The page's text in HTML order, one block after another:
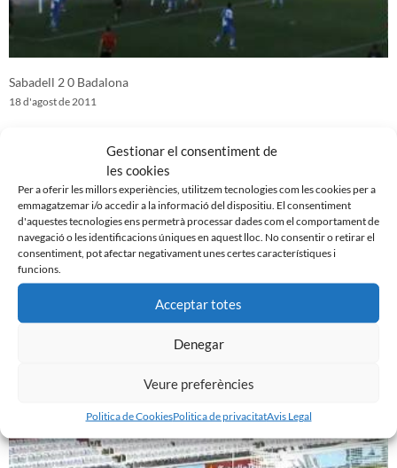
Gestionar el consentiment de
les cookies
Per a oferir les millors experiències, utilitzem tecnologies com les cookies per a
emmagatzemar i/o accedir a la informació del dispositiu. El consentiment
d'aquestes tecnologies ens permetrà processar dades com el comportament de
navegació o les identificacions úniques en aquest lloc. No consentir o retirar el
consentiment, pot afectar negativament unes certes característiques i
funcions.
Acceptar totes
Denegar
Veure preferències
Politica de CookiesPolitica de privacitatAvis Legal
Sabadell 2 0 Badalona
18 d'agost de 2011
Reus 1-0 CE Sabadell (amistós)